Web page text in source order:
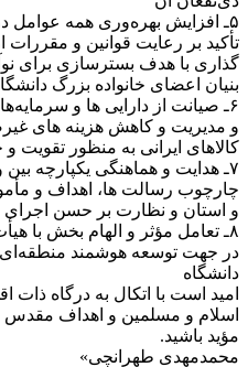
۵ـ افزایش بهره‌وری همه عوامل
تأکید بر رعایت قوانین و
گذاری با هدف بسترسازی برای
بنیان اعضای خانواده بزرگ
۶ـ صیانت از دارایی ها و
و مدیریت و کاهش هزینه های
کالاهای ایرانی به منظور تقویت
۷ـ هدایت و هماهنگی یکپارچه
چارچوب رسالت ها، اهداف و
و استان و نظارت بر حسن اجرای
۸ـ تعامل مؤثر و الهام بخش با
در جهت توسعه هوشمند
دانشگاه
امید است با اتکال به درگاه
اسلام و مسلمین و اهداف
مؤید باشید.
محمدمهدی طهرانچی»